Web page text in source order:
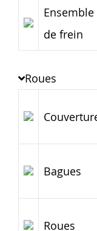
Ensemble
de frein
Roues
Bagues
Roues